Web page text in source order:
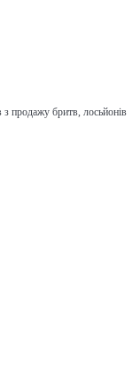
продажу бритв, лосьйонів